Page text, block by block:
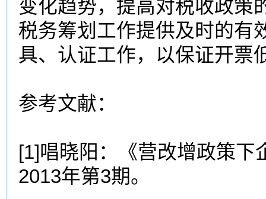
变化趋势，提高对税收政策
税务筹划工作提供及时的有
具、认证工作，以保证开票
参考文献：
[1]唱晓阳：《营改增政策下
2013年第3期。